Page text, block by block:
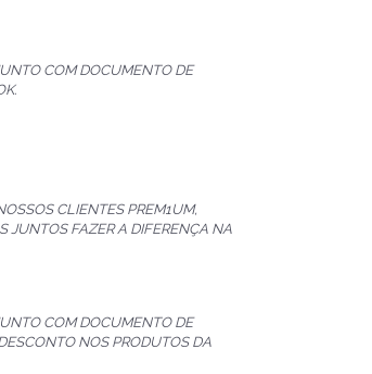
COM DOCUMENTO DE
CLIENTES PREM1UM,
JUNTOS FAZER A DIFERENÇA NA
COM DOCUMENTO DE
NOS PRODUTOS DA